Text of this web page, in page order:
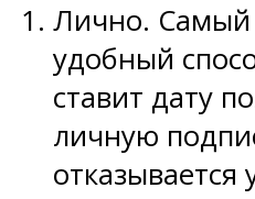
Лично. Самый
удобный
ставит дату
личную
отказывается